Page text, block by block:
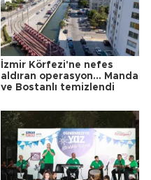
İzmir Körfezi'ne nefes
aldıran operasyon... Manda
ve Bostanlı temizlendi